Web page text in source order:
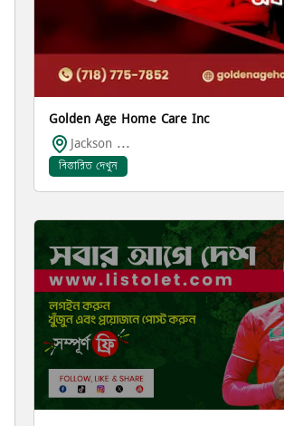
Golden Age Home Care Inc
Jackson ...
বিস্তারিত দেখুন